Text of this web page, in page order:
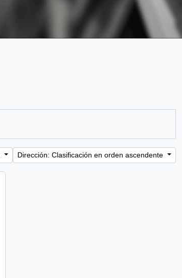
Dirección: Clasificación en orden ascendente